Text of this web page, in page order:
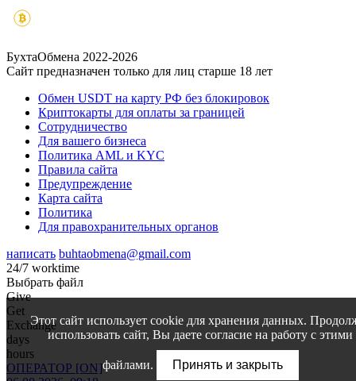
БухтаОбмена 2022-2026
Сайт предназначен только для лиц старше 18 лет
Обмен USDT на карту РФ без блокировок
Криптокарты для оплаты за границей
Сотрудничество
Для вашего бизнеса
Политика AML и KYC
Правила сайта
Предупреждение
Карта сайта
Политика
Для правохранительных органов
написать buhtaobmena@gmail.com
24/7 worktime
Выбрать файл
Give
Get
Exchange
days
hours
ОПЕРАТОР [ON]
Этот сайт использует cookie для хранения данных.
использовать сайт, Вы даете согласие на работу с этими
файлами. Принять и закрыть